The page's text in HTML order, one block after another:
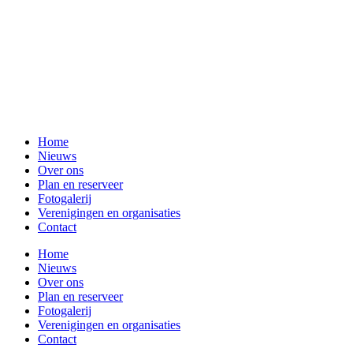
Home
Nieuws
Over ons
Plan en reserveer
Fotogalerij
Verenigingen en organisaties
Contact
Home
Nieuws
Over ons
Plan en reserveer
Fotogalerij
Verenigingen en organisaties
Contact